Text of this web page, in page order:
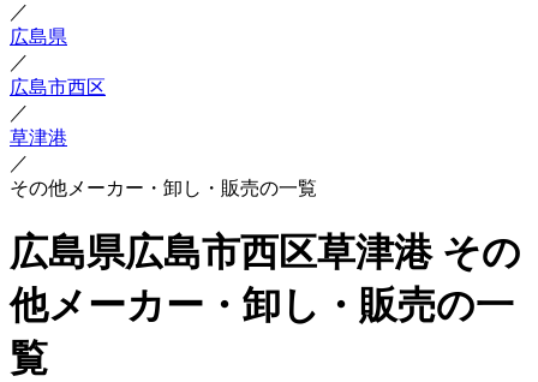
／
広島県
／
広島市西区
／
草津港
／
その他メーカー・卸し・販売の一覧
広島県広島市西区草津港 その
他メーカー・卸し・販売の一
覧